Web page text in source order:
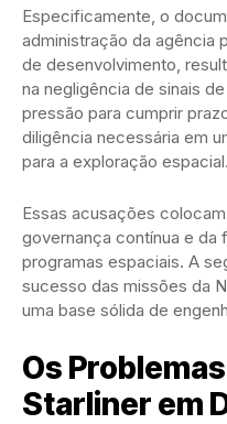
Especificamente, o
administração da agência
de desenvolvimento,
na negligência de sinais
pressão para cumprir
diligência necessária em
para a exploração espacial.
Essas acusações
governança contínua e da
programas espaciais. A
sucesso das missões da
uma base sólida de
Os
Starliner em